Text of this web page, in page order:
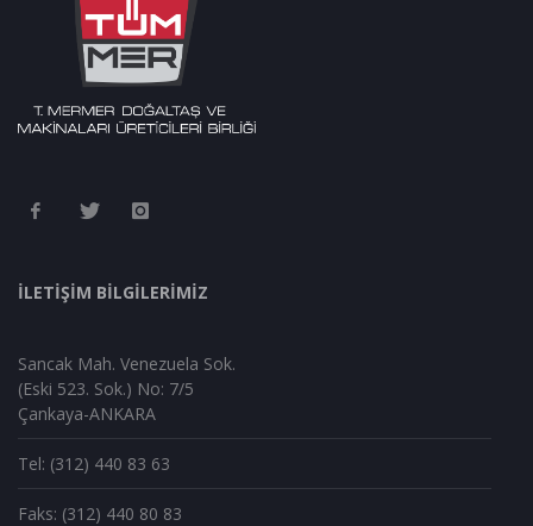
İLETİŞİM BİLGİLERİMİZ
Sancak Mah. Venezuela Sok.
(Eski 523. Sok.) No: 7/5
Çankaya-ANKARA
Tel: (312) 440 83 63
Faks: (312) 440 80 83